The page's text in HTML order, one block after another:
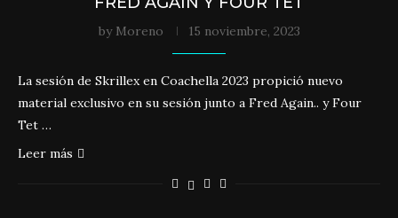
by Moreno 15 noviembre, 2023
La sesión de Skrillex en Coachella 2023 propició nuevo
material exclusivo en su sesión junto a Fred Again.. y Four
Tet …
Leer más